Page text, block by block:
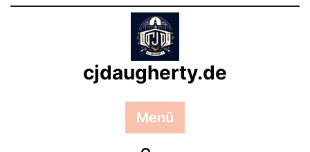
Zum
cjdaugherty.de
Menü